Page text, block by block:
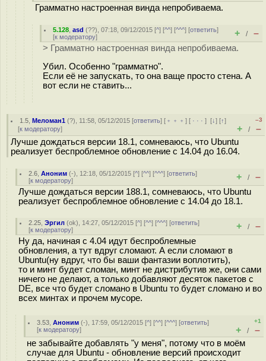
Грамматно настроенная винда непробиваема.
5.128 ,asd (??), 07:18, 09/12/2015 [^] [^^] [^^^] [ответить]
[к модератору] + / –
> Грамматно настроенная винда непробиваема.
Убил. Особенно "грамматно".
Если её не запускать, то она ваще просто стена. А
вот если не ставить...
1.5 ,Меломан1 (?), 11:58, 05/12/2015 [ответить] [ ﹢﹢﹢] [ · · ·][↓] [↑]
[к модератору]
–3
+ / –
Лучше дождаться версии 18.1, сомневаюсь, что Ubuntu
реализует беспроблемное обновление c 14.04 до 16.04.
2.6 ,Аноним (-), 12:18, 05/12/2015 [^] [^^] [^^^] [ответить]
[к модератору] + / –
Лучше дождаться версии 188.1, сомневаюсь, что Ubuntu
реализует беспроблемное обновление c 14.04 до 18.1.
2.25 ,Эргил (ok), 14:27, 05/12/2015 [^] [^^] [^^^] [ответить]
[к модератору] + / –
Ну да, начиная с 4.04 идут беспроблемные
обновления, а тут вдруг сломают. А если сломают в
Ubuntu(ну вдруг, что бы ваши фантазии воплотить),
то и минт будет сломан, минт не дистрибутив же, они сами
ничего не делают, а только добавляют десяток пакетов с
DE, все что будет сломано в Ubuntu то будет сломано и во
всех минтах и прочем мусоре.
3.53 ,Аноним (-), 17:59, 05/12/2015 [^] [^^] [^^^] [ответить]
[к модератору]
+1
+ / –
не забывайте добавлять "у меня", потому что в моём
случае для Ubuntu - обновление версий происходит